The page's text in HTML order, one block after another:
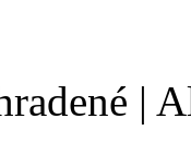
|